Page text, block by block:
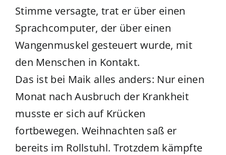
Stimme versagte, trat er über einen
Sprachcomputer, der über einen
Wangenmuskel gesteuert wurde, mit
den Menschen in Kontakt.
Das ist bei Maik alles anders: Nur einen
Monat nach Ausbruch der Krankheit
musste er sich auf Krücken
fortbewegen. Weihnachten saß er
bereits im Rollstuhl. Trotzdem kämpfte